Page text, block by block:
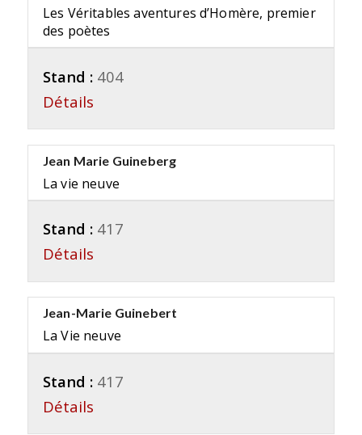
Les Véritables aventures d’Homère, premier
des poètes
Stand : 404
Détails
Jean Marie Guineberg
La vie neuve
Stand : 417
Détails
Jean-Marie Guinebert
La Vie neuve
Stand : 417
Détails